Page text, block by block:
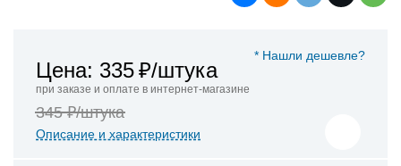
* Нашли дешевле?
Цена: 335₽/штука
при заказе и оплате в интернет-магазине
345 ₽/штука
Описание и характеристики